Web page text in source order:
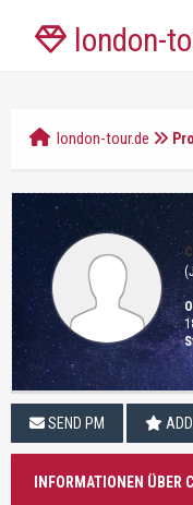
london-
london-tour.de
SEND PM
INFORMATIONEN ÜBER